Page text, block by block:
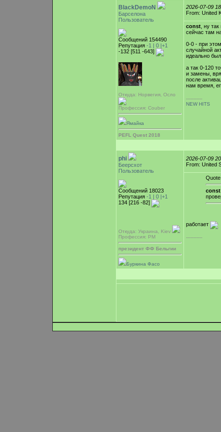
BlackDemoN
Барселона
Пользователь
Сообщений 154490
Репутация -1 | 0 |+1
-132 [511 -643]
Откуда: Норвегия, Осло
Профессия: Couber
Ямайка
PEFL Quest 2018
2026-07-09
From: United
const , ну
сейчас там
0-0 - при
случайной
идеально
а так 0-120
и замены,
после
нам время,
-----------
NEW HITS
phi
Беерсхот
Пользователь
Сообщений 18023
Репутация -1 | 0 |+1
134 [216 -82]
Откуда: Украина, Kiev
Профессия: PM
президент ФФ Бельгии
Буркина Фасо
2026-07-09
From: United
Quote
работает
-----------